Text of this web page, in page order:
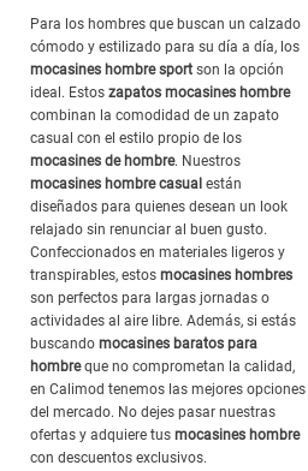
Para los hombres que buscan un calzado
cómodo y estilizado para su día a día, los
mocasines hombre sport son la opción
ideal. Estos zapatos mocasines hombre
combinan la comodidad de un zapato
casual con el estilo propio de los
mocasines de hombre. Nuestros
mocasines hombre casual están
diseñados para quienes desean un look
relajado sin renunciar al buen gusto.
Confeccionados en materiales ligeros y
transpirables, estos mocasines hombres
son perfectos para largas jornadas o
actividades al aire libre. Además, si estás
buscando mocasines baratos para
hombreque no comprometan la calidad,
en Calimod tenemos las mejores opciones
del mercado. No dejes pasar nuestras
ofertas y adquiere tus mocasines hombre
con descuentos exclusivos.